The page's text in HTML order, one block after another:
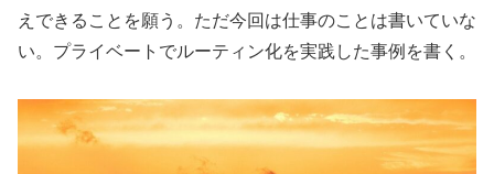
えできることを願う。ただ今回は仕事のことは書いていな
い。プライベートでルーティン化を実践した事例を書く。